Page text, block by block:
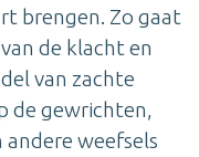
brengen. Zo gaat
de klacht en
van zachte
de gewrichten,
andere weefsels